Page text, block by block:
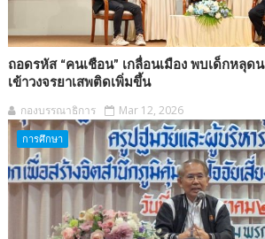
ถอดรหัส “คนเชือน” เกลื่อนเมือง พบเด็กหลุด
เข้าวงจรยาเสพติดเพิ่มขึ้น
กองบรรณาธิการ Mar 12, 2026
การศึกษา